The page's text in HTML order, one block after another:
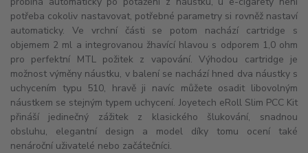
potřeba cokoliv nastavovat, potřebné parametry si rovněž nastaví
automaticky. Ve vrchní části se potom nachází cartridge s
objemem 2 ml a integrovanou žhavící hlavou s odporem 1,0 ohm
pro perfektní MTL požitek z vapování. Výhodou cartridge je
možnost výměny náustku, v balení se nachází hned dva náustky s
uchycením typu 510, hravě ji navíc můžete osadit libovolným
náustkem se stejným typem uchycení. Joyetech eRoll Slim PCC Kit
přináší jedinečný zážitek z klasického šlukování, snadnou
obsluhu, elegantní design a model díky tomu ocení také
nenároční uživatelé nebo začátečníci.